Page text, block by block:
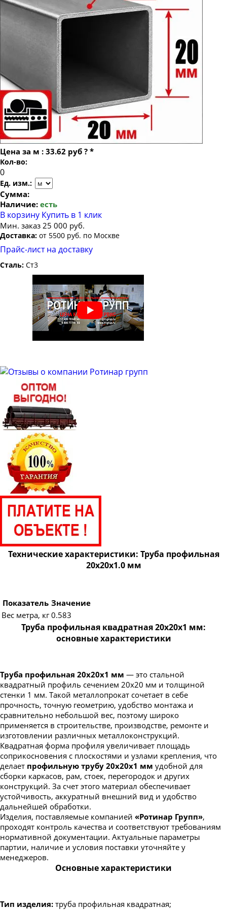
Труба профильная 100х100
Труба профильная 120х120
Труба профильная 140х140
Труба профильная 150х150
Труба профильная 160х160
Труба профильная 180х180
Труба профильная 200х200
Труба профильная 250х250
Труба профильная 300х300
Труба профильная 400х400
Цена за м : 33.62 руб ? *
Кол-во:
Ед. изм.:
Сумма:
Наличие: есть
В корзину Купить в 1 клик
Мин. заказ 25 000 руб.
Доставка: от 5500 руб. по Москве
Прайс-лист на доставку
Сталь: Ст3
Технические характеристики: Труба профильная
20х20х1.0 мм
Показатель Значение
Вес метра, кг 0.583
Труба профильная квадратная 20х20х1 мм:
основные характеристики
Труба профильная 20х20х1 мм — это стальной
квадратный профиль сечением 20х20 мм и толщиной
стенки 1 мм. Такой металлопрокат сочетает в себе
прочность, точную геометрию, удобство монтажа и
сравнительно небольшой вес, поэтому широко
применяется в строительстве, производстве, ремонте и
изготовлении различных металлоконструкций.
Квадратная форма профиля увеличивает площадь
соприкосновения с плоскостями и узлами крепления, что
делает профильную трубу 20х20х1 мм удобной для
сборки каркасов, рам, стоек, перегородок и других
конструкций. За счет этого материал обеспечивает
устойчивость, аккуратный внешний вид и удобство
дальнейшей обработки.
Изделия, поставляемые компанией «Ротинар Групп»,
проходят контроль качества и соответствуют требованиям
нормативной документации. Актуальные параметры
партии, наличие и условия поставки уточняйте у
менеджеров.
Основные характеристики
Тип изделия: труба профильная квадратная;